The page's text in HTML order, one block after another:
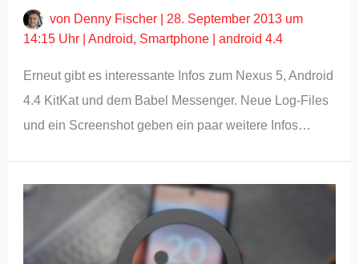
von Denny Fischer
28. September 2013 um
14:15 Uhr |Android, Smartphone |android 4.4
Erneut gibt es interessante Infos zum Nexus 5, Android
4.4 KitKat und dem Babel Messenger. Neue Log-Files
und ein Screenshot geben ein paar weitere Infos…